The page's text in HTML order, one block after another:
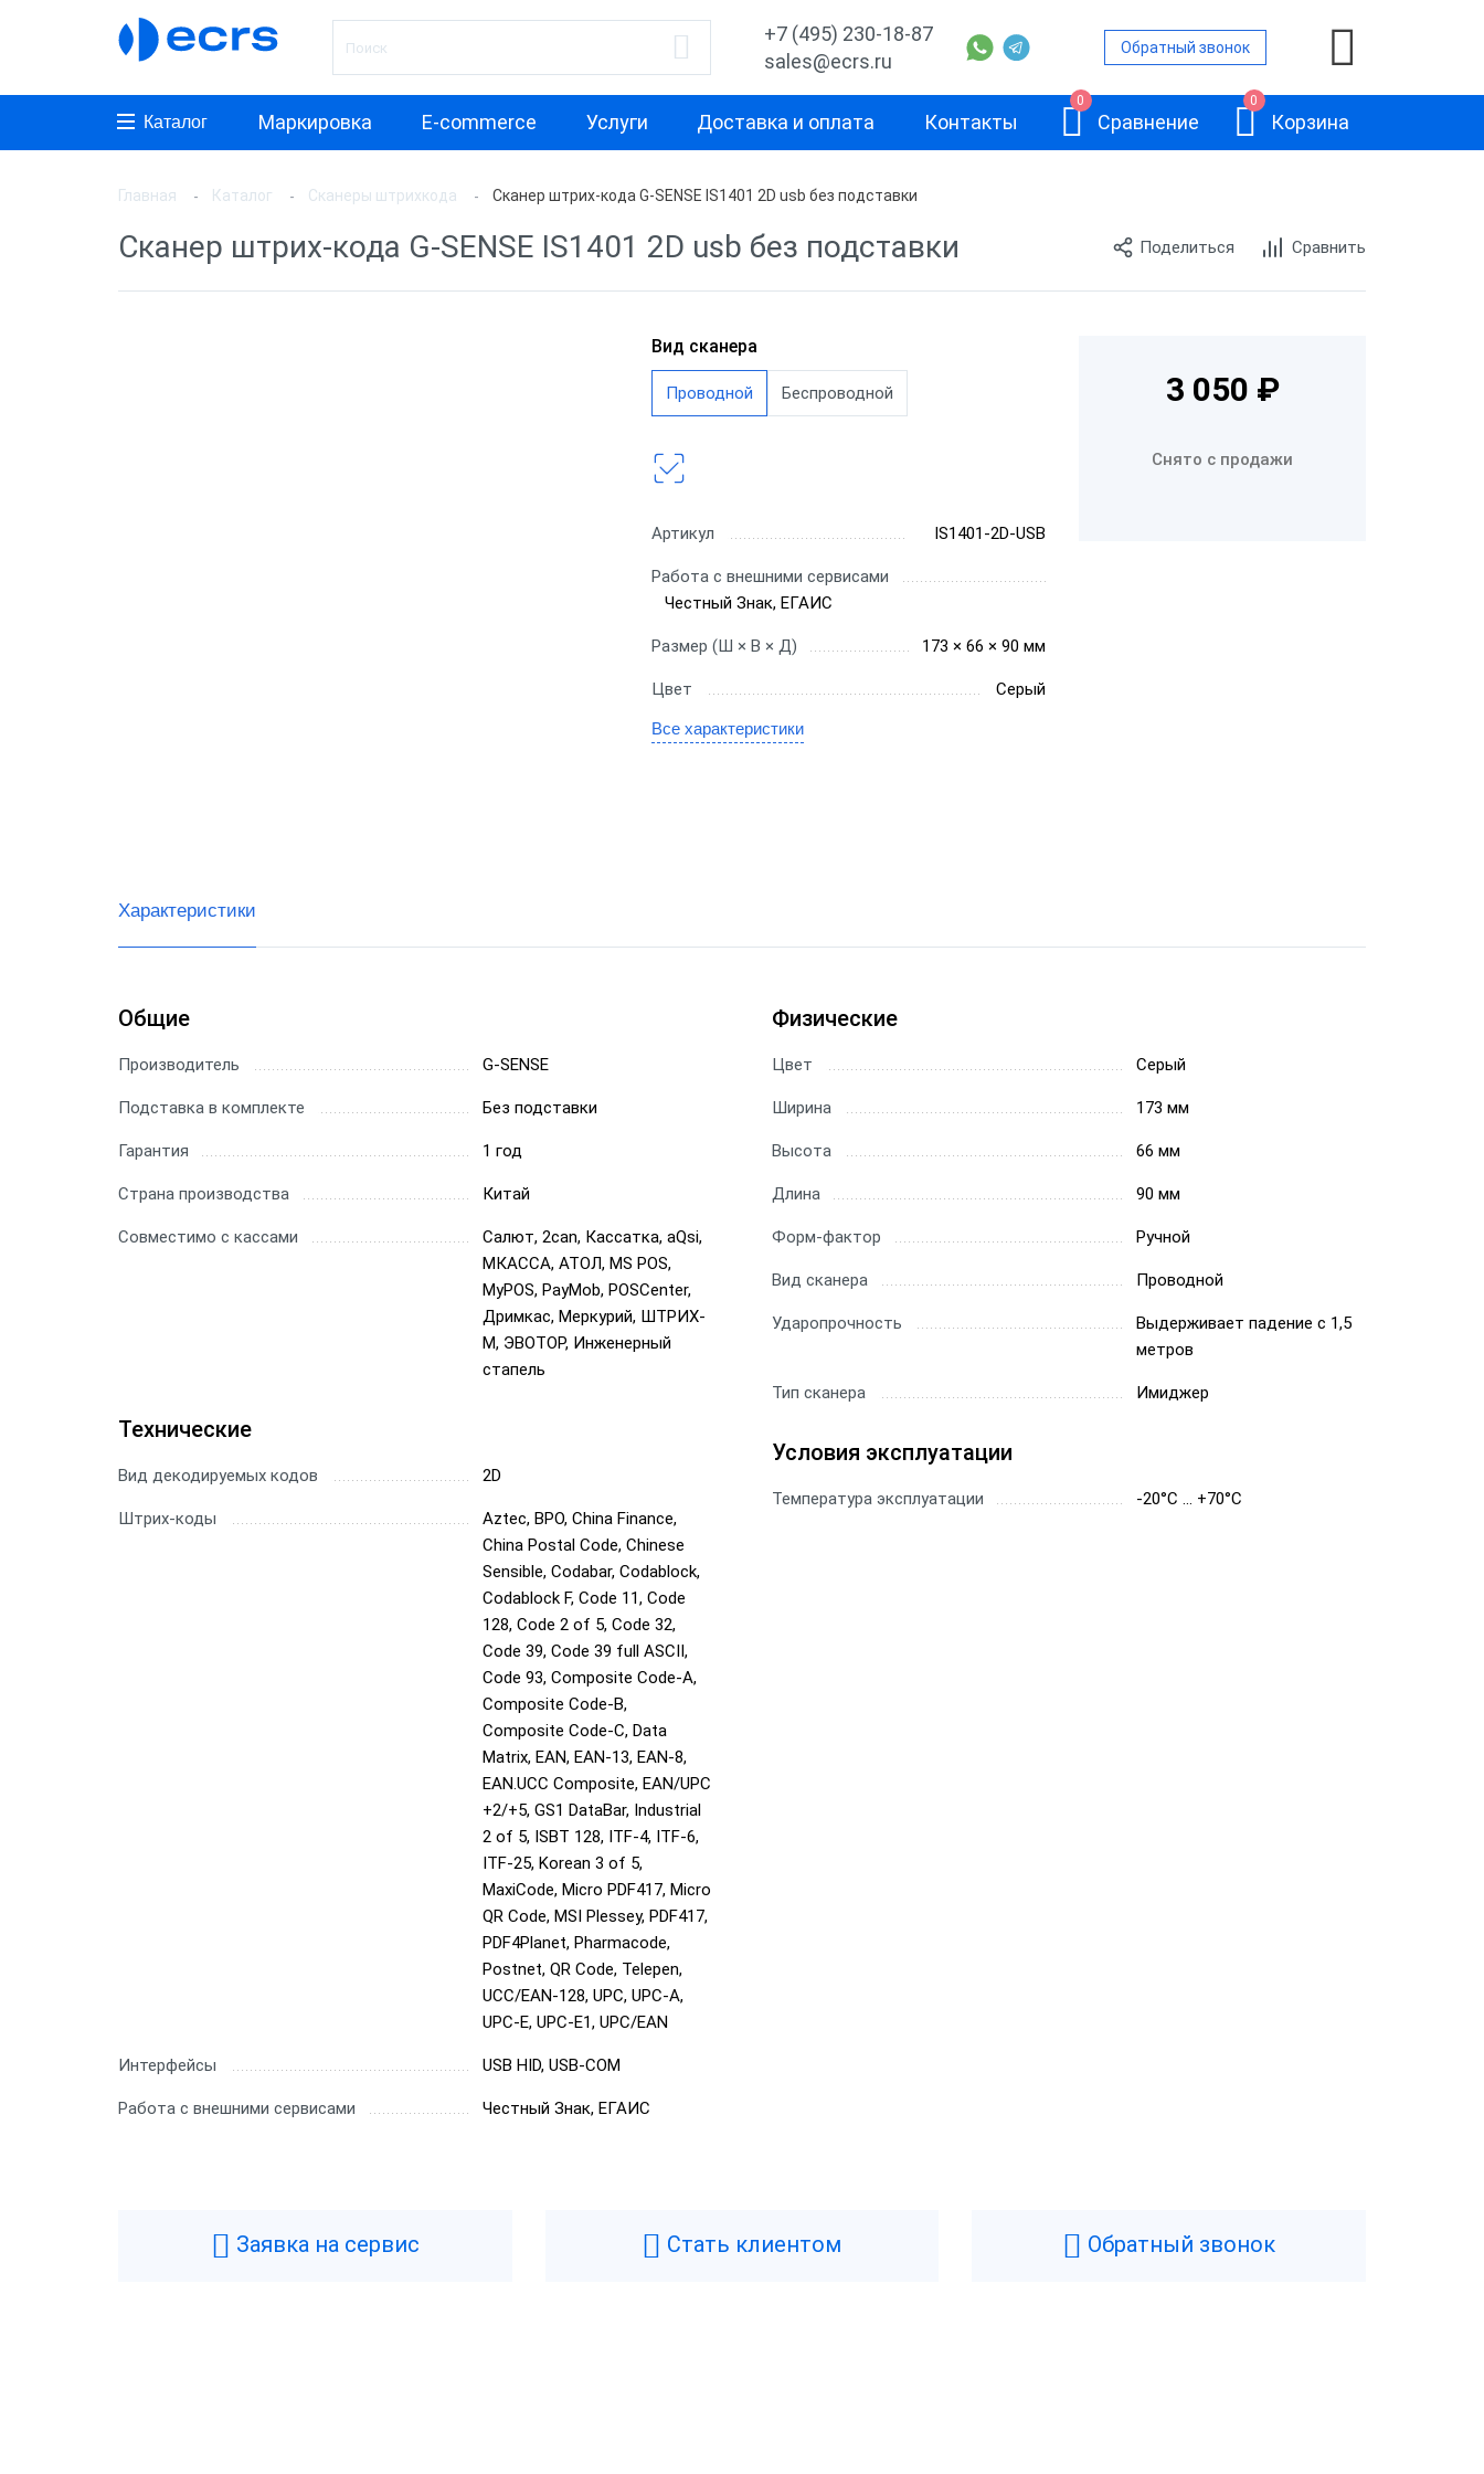
+7 (495) 230-18-87
sales@ecrs.ru
Обратный звонок
Каталог Маркировка E-commerce Услуги Доставка и оплата Контакты
0
Сравнение
0
Корзина
Производитель
АТОЛ
Honeywell
Сканеры Честный Знак
Сканеры для 1С
Сканеры ЕГАИС
1D
Проводные сканеры
Ручные сканеры
2D
Ручные сканеры
Встраиваемые сканеры
Проводные сканеры
Plus
Главная Каталог Сканеры штрихкода Сканер штрих-кода G-SENSE IS1401 2D usb без подставки
Сканер штрих-кода G-SENSE IS1401 2D usb без подставки Поделиться Сравнить
Вид сканера
Проводной Беспроводной
Артикул IS1401-2D-USB
Работа с внешними сервисами
Честный Знак, ЕГАИС
Размер (Ш × В × Д) 173 × 66 × 90 мм
Цвет Серый
Все характеристики
3 050 ₽
Снято с продажи
Характеристики
Общие
Производитель G-SENSE
Подставка в комплекте Без подставки
Гарантия 1 год
Страна производства Китай
Совместимо с кассами
Салют, 2can, Кассатка, aQsi,
МКАССА, АТОЛ, MS POS,
MyPOS, PayMob, POSCenter,
Дримкас, Меркурий, ШТРИХ-
М, ЭВОТОР, Инженерный
стапель
Технические
Вид декодируемых кодов 2D
Штрих-коды
Aztec, BPO, China Finance,
China Postal Code, Chinese
Sensible, Codabar, Codablock,
Codablock F, Code 11, Code
128, Code 2 of 5, Code 32,
Code 39, Code 39 full ASCII,
Code 93, Composite Code-A,
Composite Code-B,
Composite Code-C, Data
Matrix, EAN, EAN-13, EAN-8,
EAN.UCC Composite, EAN/UPC
+2/+5, GS1 DataBar, Industrial
2 of 5, ISBT 128, ITF-4, ITF-6,
ITF-25, Korean 3 of 5,
MaxiCode, Micro PDF417, Micro
QR Code, MSI Plessey, PDF417,
PDF4Planet, Pharmacode,
Postnet, QR Code, Telepen,
UCC/EAN-128, UPC, UPC-A,
UPC-E, UPC-E1, UPC/EAN
Интерфейсы USB HID, USB-COM
Работа с внешними сервисами Честный Знак, ЕГАИС
Физические
Цвет Серый
Ширина 173 мм
Высота 66 мм
Длина 90 мм
Форм-фактор Ручной
Вид сканера Проводной
Ударопрочность
Выдерживает падение с 1,5
метров
Тип сканера Имиджер
Условия эксплуатации
Температура эксплуатации -20°C ... +70°C
Заявка на сервис Стать клиентом Обратный звонок